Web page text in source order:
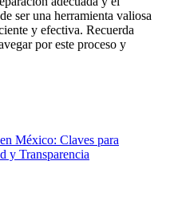
ser una herramienta valiosa
y efectiva. Recuerda
por este proceso y
México: Claves para
y Transparencia